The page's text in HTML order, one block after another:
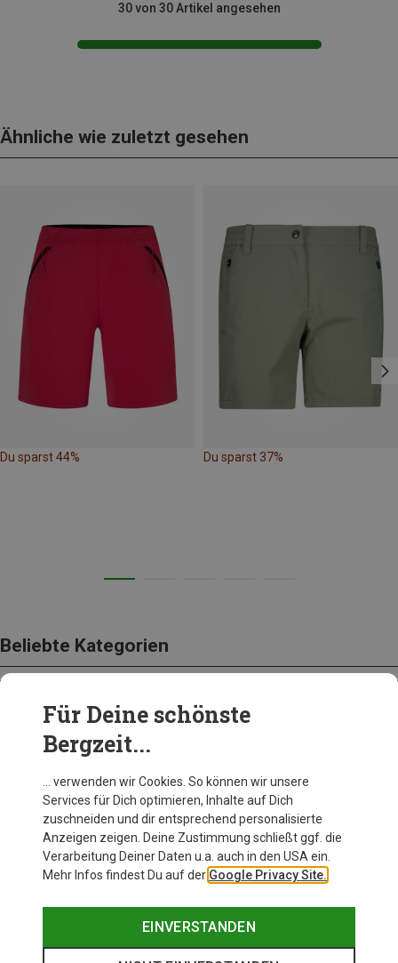
30 von 30 Artikel angesehen
Ähnliche wie zuletzt gesehen
Du sparst 44% Du sparst 37%
Beliebte Kategorien
BEKLEIDUNG
Für Deine schönste
Bergzeit...
… verwenden wir Cookies. So können wir unsere
Services für Dich optimieren, Inhalte auf Dich
zuschneiden und dir entsprechend personalisierte
Anzeigen zeigen. Deine Zustimmung schließt ggf. die
Verarbeitung Deiner Daten u.a. auch in den USA ein.
Mehr Infos findest Du auf der Google Privacy Site.
EINVERSTANDEN